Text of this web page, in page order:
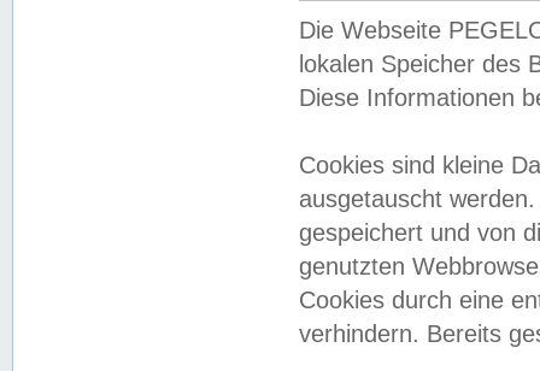
Die Webseite
lokalen Speicher des
Diese Informationen
Cookies sind kleine
ausgetauscht
gespeichert und von
genutzten
Cookies durch eine
verhindern. Bereits